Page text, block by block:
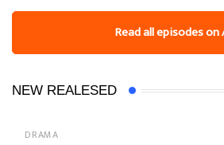
Read all episodes on
NEW REALESED
DRAMA